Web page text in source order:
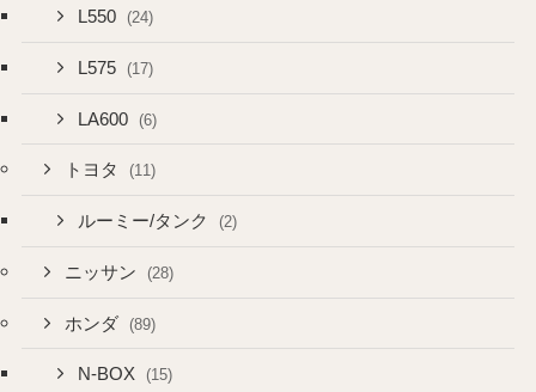
L550 (24)
L575 (17)
LA600 (6)
トヨタ (11)
ルーミー/タンク (2)
ニッサン (28)
ホンダ (89)
N-BOX (15)